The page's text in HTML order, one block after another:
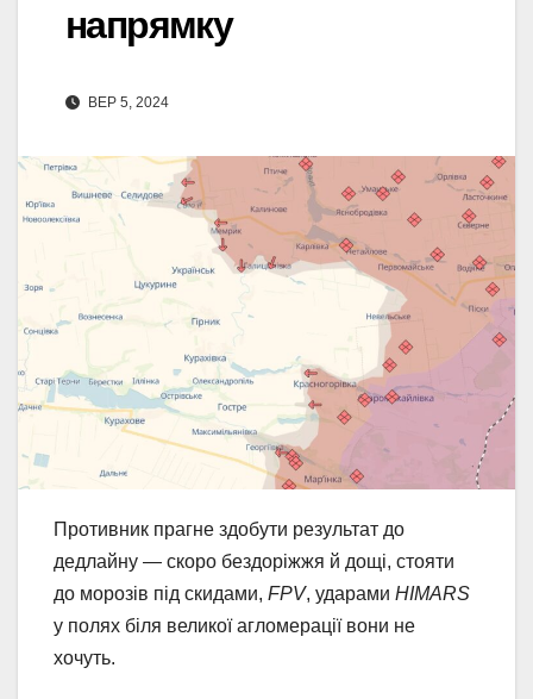
напрямку
ВЕР 5, 2024
Противник прагне здобути результат до
дедлайну — скоро бездоріжжя й дощі, стояти
до морозів під скидами, FPV, ударами HIMARS
у полях біля великої агломерації вони не
хочуть.